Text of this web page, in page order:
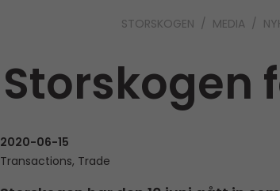
STORSKOGEN MEDIA
Storskogen
2020-06-15
Transactions, Trade